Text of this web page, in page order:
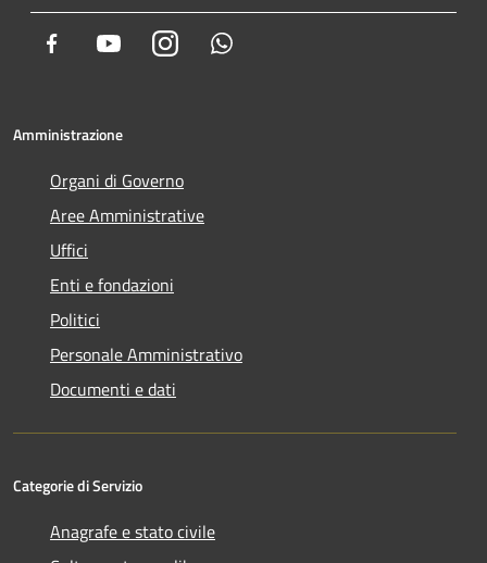
Facebook YoutubeInstagram
Amministrazione
Organi di Governo
Aree Amministrative
Uffici
Enti e fondazioni
Politici
Personale Amministrativo
Documenti e dati
Categorie di Servizio
Anagrafe e stato civile